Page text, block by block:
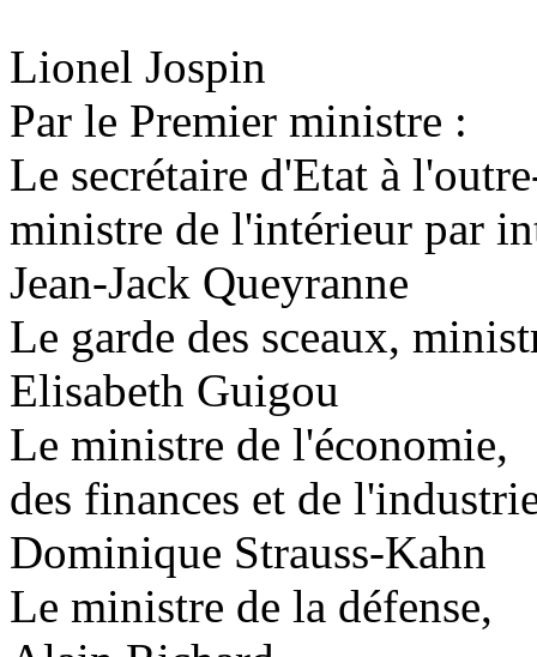
Lionel Jospin
Par le Premier ministre :
Le secrétaire d'Etat à
ministre de l'intérieur par
Jean-Jack Queyranne
Le garde des sceaux,
Elisabeth Guigou
Le ministre de l'économie,
des finances et de
Dominique Strauss-Kahn
Le ministre de la défense,